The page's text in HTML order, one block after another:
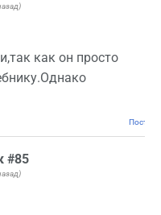
как он просто
#85